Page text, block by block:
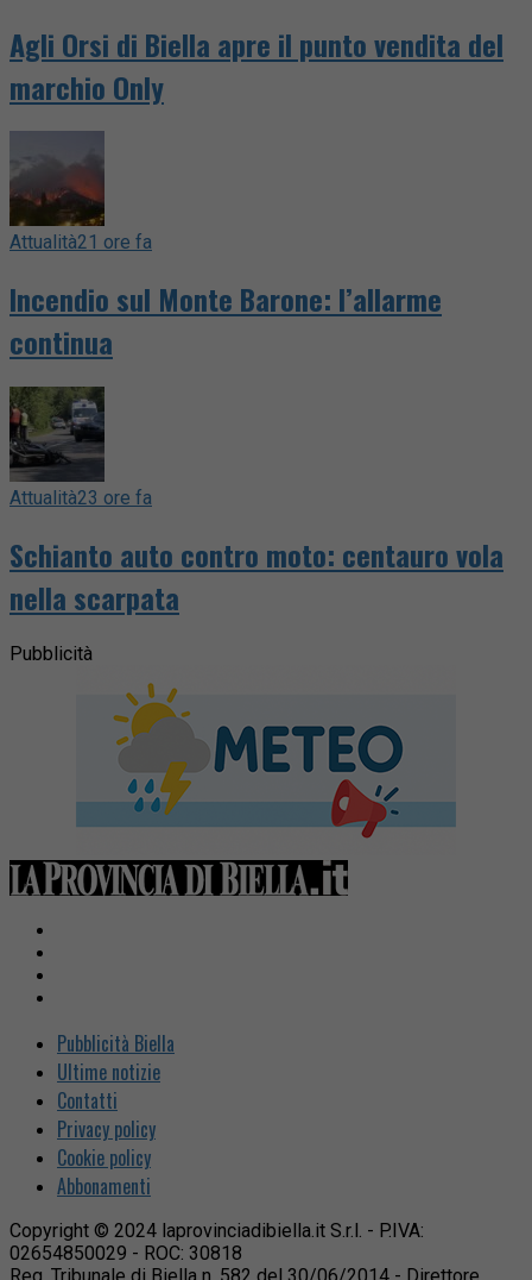
Agli Orsi di Biella apre il punto vendita del
marchio Only
Attualità21 ore fa
Incendio sul Monte Barone: l’allarme
continua
Attualità23 ore fa
Schianto auto contro moto: centauro vola
nella scarpata
Pubblicità
Pubblicità Biella
Ultime notizie
Contatti
Privacy policy
Cookie policy
Abbonamenti
Copyright © 2024 laprovinciadibiella.it S.r.l. - P.IVA:
02654850029 - ROC: 30818